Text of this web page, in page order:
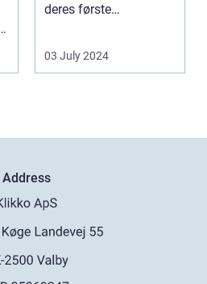
deres første
spillea...
03 July 2024
Address